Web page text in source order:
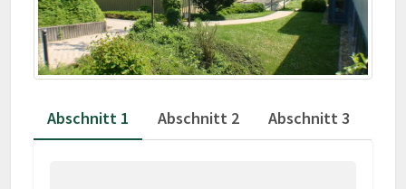
Abschnitt 1 Abschnitt 2 Abschnitt 3